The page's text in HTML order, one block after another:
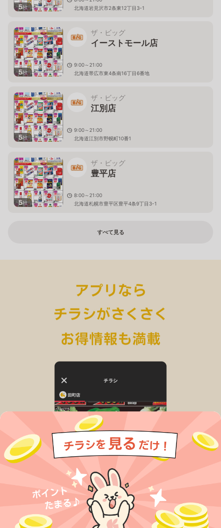
5枚
北海道岩見沢市2条東12丁目3-1
5枚
ザ・ビッグ
イーストモール店
9:00～21:00
北海道帯広市東4条南16丁目6番地
5枚
ザ・ビッグ
江別店
9:00～21:00
北海道江別市野幌町10番1
5枚
ザ・ビッグ
豊平店
8:00～21:00
北海道札幌市豊平区豊平4条9丁目3-1
すべて見る